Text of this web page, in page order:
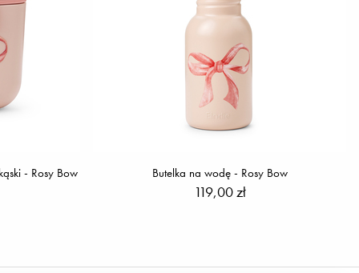
- Rosy Bow Butelka na wodę - Rosy Bow
119,00 zł